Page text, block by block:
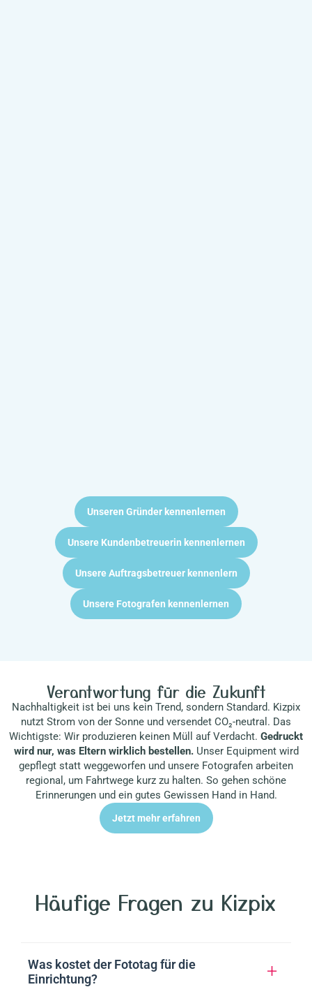
Unseren Gründer kennenlernen
Unsere Kundenbetreuerin kennenlernen
Unsere Auftragsbetreuer kennenlern
Unsere Fotografen kennenlernen
Verantwortung für die Zukunft
Nachhaltigkeit ist bei uns kein Trend, sondern Standard. Kizpix
nutzt Strom von der Sonne und versendet CO₂-neutral. Das
Wichtigste: Wir produzieren keinen Müll auf Verdacht. Gedruckt
wird nur, was Eltern wirklich bestellen.Unser Equipment wird
gepflegt statt weggeworfen und unsere Fotografen arbeiten
regional, um Fahrtwege kurz zu halten. So gehen schöne
Erinnerungen und ein gutes Gewissen Hand in Hand.
Jetzt mehr erfahren
Häufige Fragen zu Kizpix
Was kostet der Fototag für die
Einrichtung?